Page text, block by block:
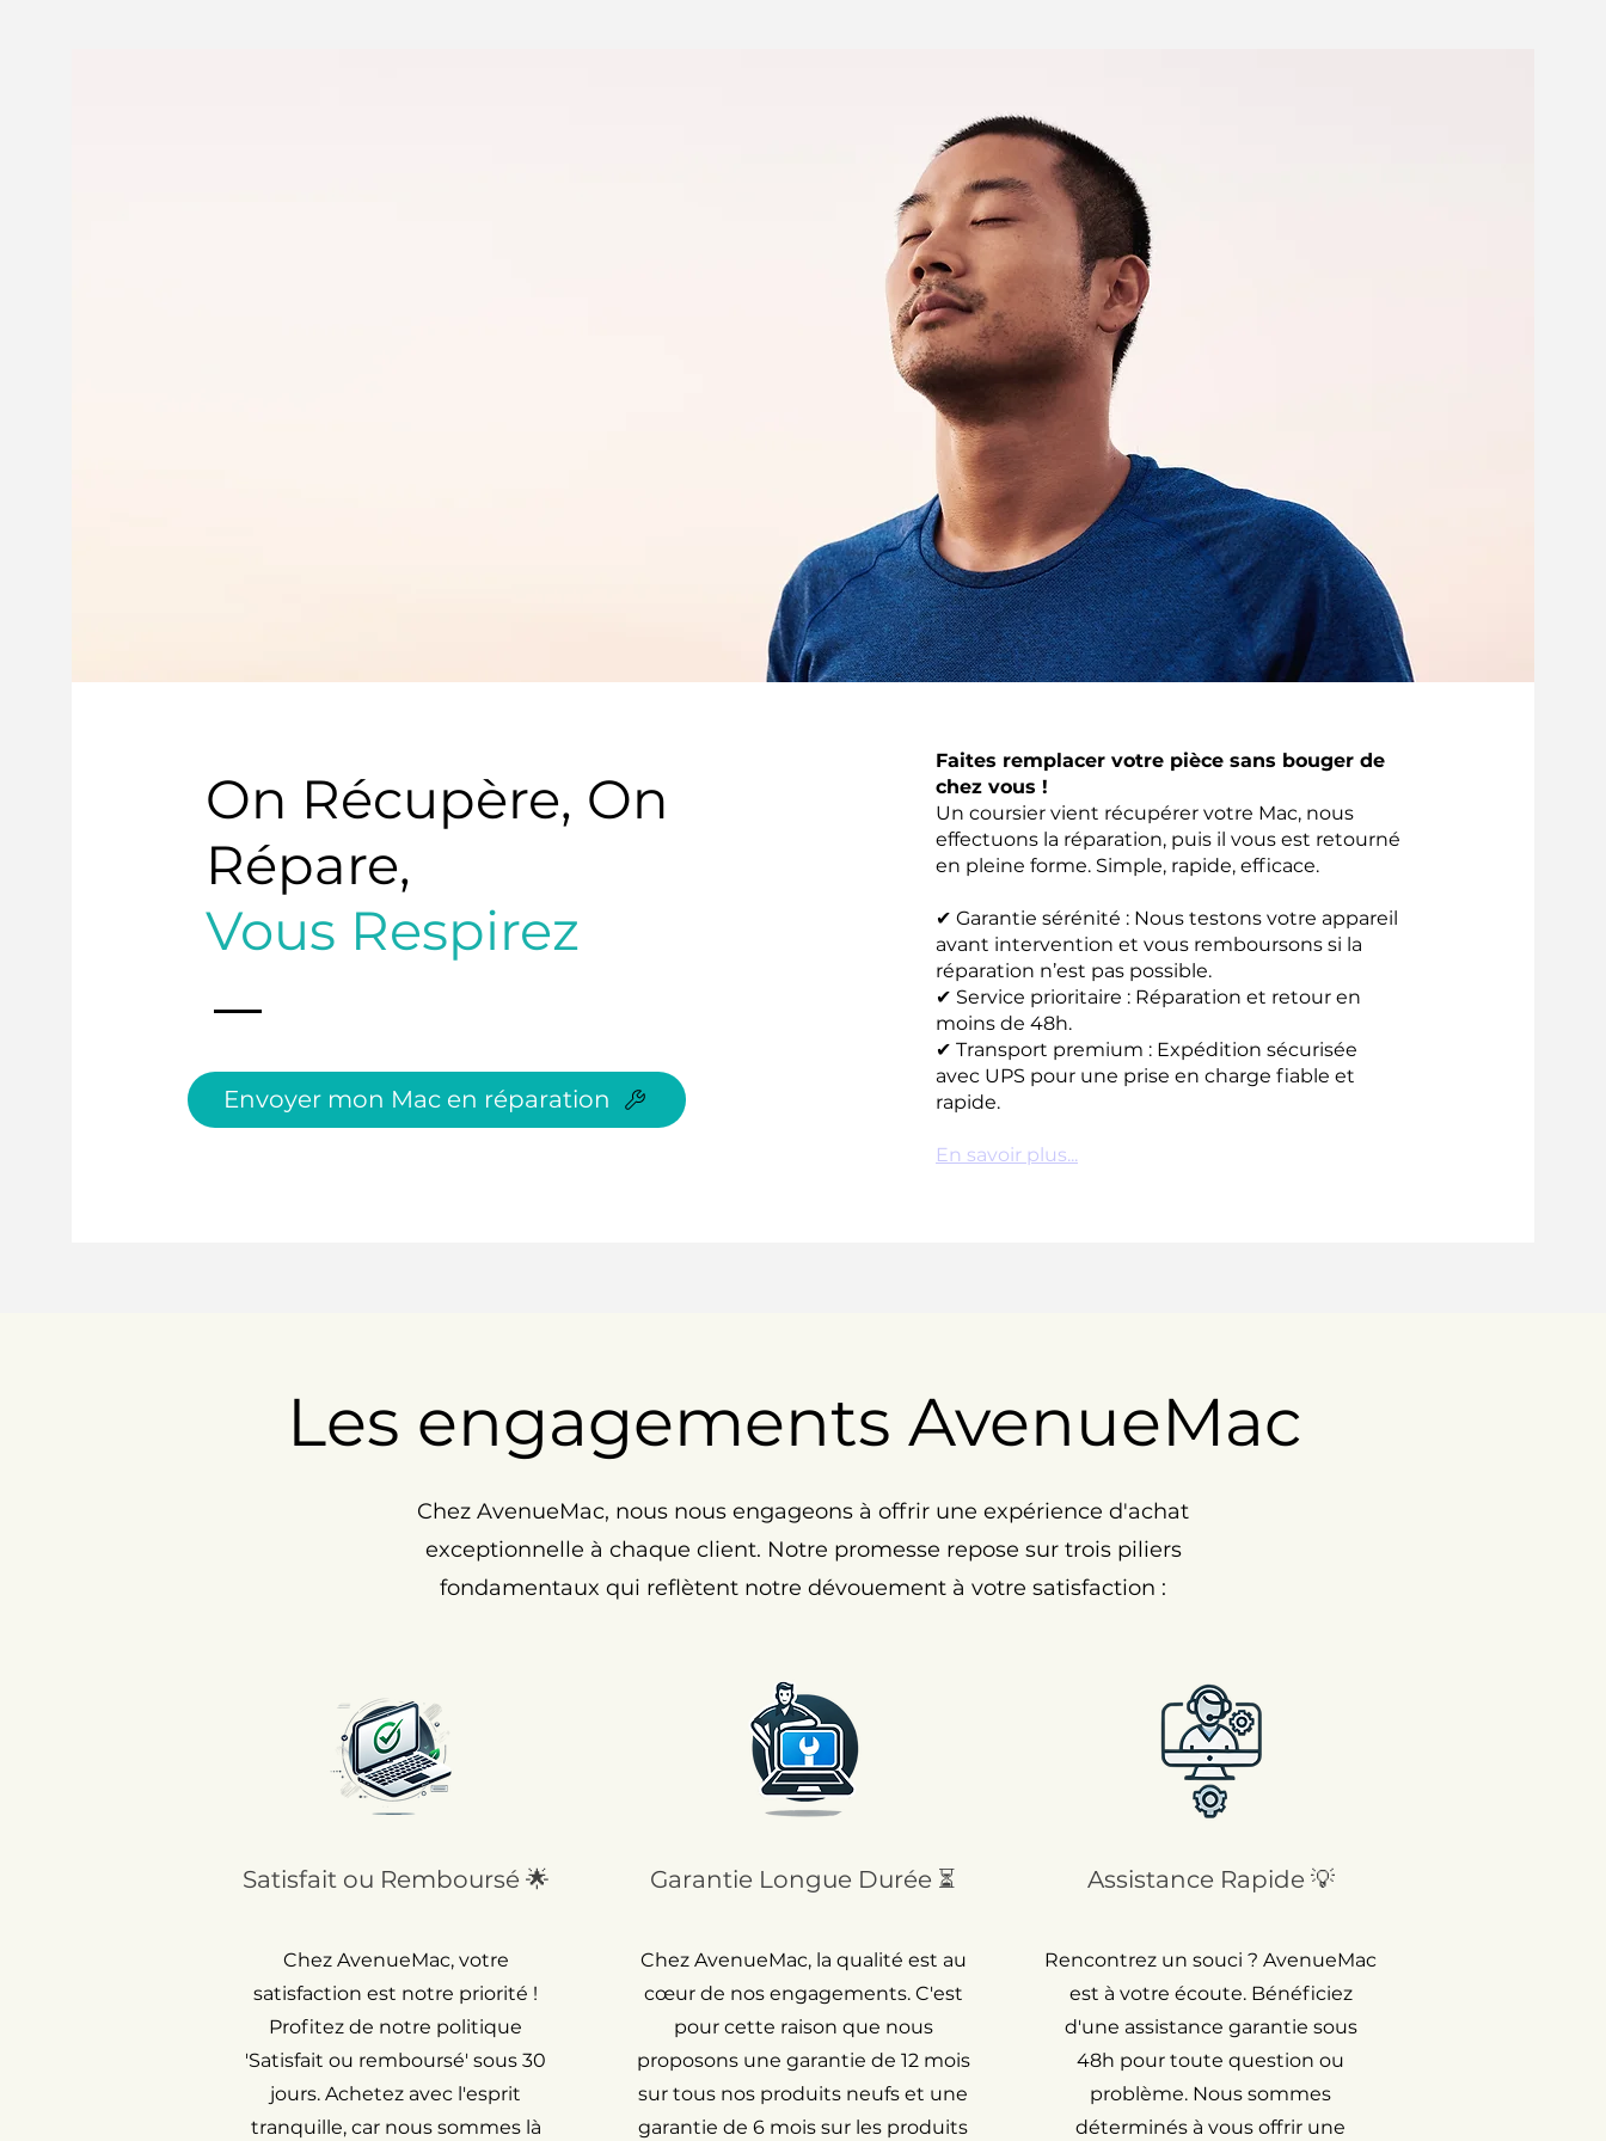
On Récupère, On
Répare,
Vous Respirez
Envoyer mon Mac en réparation
Faites remplacer votre pièce sans bouger de
chez vous !
Un coursier vient récupérer votre Mac, nous
effectuons la réparation, puis il vous est retourné
en pleine forme. Simple, rapide, efficace.
✔ Garantie sérénité : Nous testons votre appareil
avant intervention et vous remboursons si la
réparation n’est pas possible.
✔ Service prioritaire : Réparation et retour en
moins de 48h.
✔ Transport premium : Expédition sécurisée
avec UPS pour une prise en charge fiable et
rapide.
En savoir plus...
Les engagements AvenueMac
Chez AvenueMac, nous nous engageons à offrir une expérience d'achat
exceptionnelle à chaque client. Notre promesse repose sur trois piliers
fondamentaux qui reflètent notre dévouement à votre satisfaction :
Satisfait ou Remboursé 🌟
Chez AvenueMac, votre
satisfaction est notre priorité !
Profitez de notre politique
'Satisfait ou remboursé' sous 30
jours. Achetez avec l'esprit
tranquille, car nous sommes là
Garantie Longue Durée ⏳
Chez AvenueMac, la qualité est au
cœur de nos engagements. C'est
pour cette raison que nous
proposons une garantie de 12 mois
sur tous nos produits neufs et une
garantie de 6 mois sur les produits
Assistance Rapide 💡
Rencontrez un souci ? AvenueMac
est à votre écoute. Bénéficiez
d'une assistance garantie sous
48h pour toute question ou
problème. Nous sommes
déterminés à vous offrir une